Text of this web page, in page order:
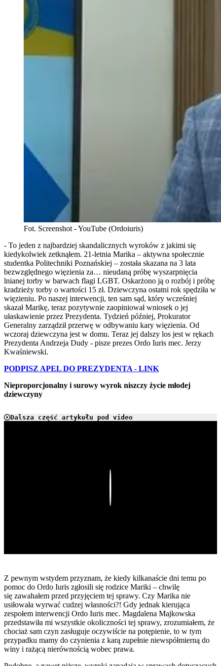
Fot. Screenshot - YouTube (Ordoiuris)
- To jeden z najbardziej skandalicznych wyroków z jakimi się
kiedykolwiek zetknąłem. 21-letnia Marika – aktywna społecznie
studentka Politechniki Poznańskiej – została skazana na 3 lata
bezwzględnego więzienia za… nieudaną próbę wyszarpnięcia
lnianej torby w barwach flagi LGBT. Oskarżono ją o rozbój i próbę
kradzieży torby o wartości 15 zł. Dziewczyna ostatni rok spędziła w
więzieniu. Po naszej interwencji, ten sam sąd, który wcześniej
skazał Marikę, teraz pozytywnie zaopiniował wniosek o jej
ułaskawienie przez Prezydenta. Tydzień później, Prokurator
Generalny zarządził przerwę w odbywaniu kary więzienia. Od
wczoraj dziewczyna jest w domu. Teraz jej dalszy los jest w rękach
Prezydenta Andrzeja Dudy - pisze prezes Ordo Iuris mec. Jerzy
Kwaśniewski.
PODPISZ APEL DO PREZYDENTA - LINK
Nieproporcjonalny i surowy wyrok niszczy życie młodej
dziewczyny
Dalsza część artykułu pod video
Z pewnym wstydem przyznam, że kiedy kilkanaście dni temu po
pomoc do Ordo Iuris zgłosili się rodzice Mariki – chwilę
się zawahałem przed przyjęciem tej sprawy. Czy Marika nie
usiłowała wyrwać cudzej własności?! Gdy jednak kierująca
zespołem interwencji Ordo Iuris mec. Magdalena Majkowska
przedstawiła mi wszystkie okoliczności tej sprawy, zrozumiałem, że
chociaż sam czyn zasługuje oczywiście na potępienie, to w tym
przypadku mamy do czynienia z karą zupełnie niewspółmierną do
winy i rażącą nierównością wobec prawa.